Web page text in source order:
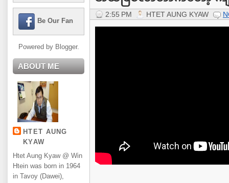
Be Our Fan
Powered by Blogger.
ABOUT ME
HTET AUNG
KYAW
Htet Aung Kyaw @ Win
Htein was born in 1964
in Tavoy (Dawei),
2:55 PM HTET AUNG KYAW